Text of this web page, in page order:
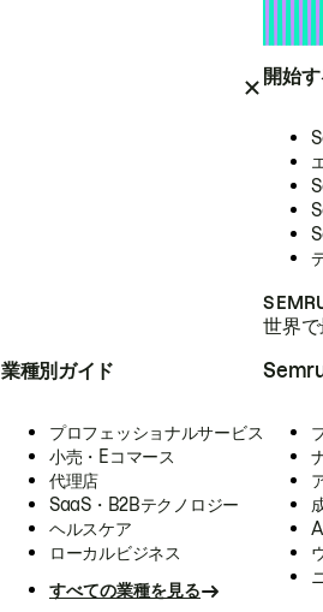
開始す
世界
業種別ガイド
プロフェッショナルサービス
小売・Eコマース
代理店
SaaS・B2Bテクノロジー
ヘルスケア
ローカルビジネス
すべての業種を見る